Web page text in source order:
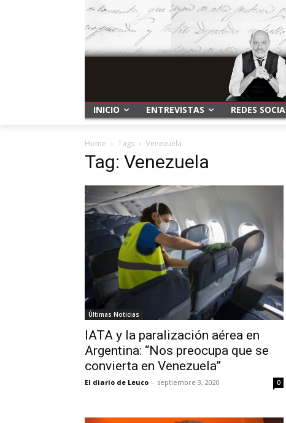
INICIO ENTREVISTAS REDES
Home Tags Venezuela
Tag: Venezuela
Últimas Noticias
IATA y la paralización aérea en
Argentina: “Nos preocupa que se
convierta en Venezuela”
El diario de Leuco - septiembre 3, 2020 0